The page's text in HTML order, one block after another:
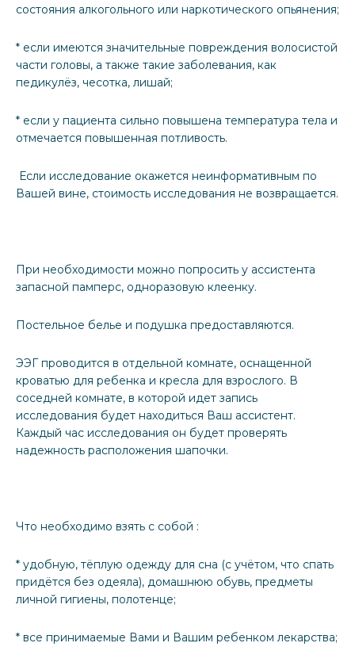
состояния алкогольного или наркотического опьянения;
* если имеются значительные повреждения волосистой
части головы, а также такие заболевания, как
педикулёз, чесотка, лишай;
* если у пациента сильно повышена температура тела и
отмечается повышенная потливость.
Если исследование окажется неинформативным по
Вашей вине, стоимость исследования не возвращается.
При необходимости можно попросить у ассистента
запасной памперс, одноразовую клеенку.
Постельное белье и подушка предоставляются.
ЭЭГ проводится в отдельной комнате, оснащенной
кроватью для ребенка и кресла для взрослого. В
соседней комнате, в которой идет запись
исследования будет находиться Ваш ассистент.
Каждый час исследования он будет проверять
надежность расположения шапочки.
Что необходимо взять с собой :
* удобную, тёплую одежду для сна (с учётом, что спать
придётся без одеяла), домашнюю обувь, предметы
личной гигиены, полотенце;
* все принимаемые Вами и Вашим ребенком лекарства;